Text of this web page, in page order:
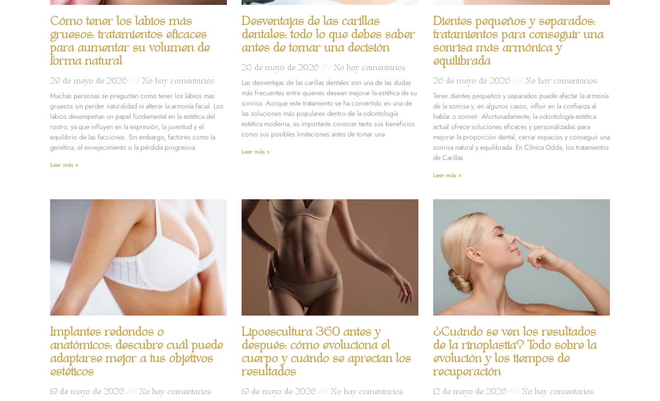
Cómo tener los labios más
gruesos: tratamientos eficaces
para aumentar su volumen de
forma natural
29 de mayo de 2026 No hay comentarios
Muchas personas se preguntan como tener los labios mas
gruesos sin perder naturalidad ni alterar la armonía facial. Los
labios desempeñan un papel fundamental en la estética del
rostro, ya que influyen en la expresión, la juventud y el
equilibrio de las facciones. Sin embargo, factores como la
genética, el envejecimiento o la pérdida progresiva
Leer más »
Desventajas de las carillas
dentales: todo lo que debes saber
antes de tomar una decisión
28 de mayo de 2026 No hay comentarios
Las desventajas de las carillas dentales son una de las dudas
más frecuentes entre quienes desean mejorar la estética de su
sonrisa. Aunque este tratamiento se ha convertido en una de
las soluciones más populares dentro de la odontología
estética moderna, es importante conocer tanto sus beneficios
como sus posibles limitaciones antes de tomar una
Leer más »
Dientes pequeños y separados:
tratamientos para conseguir una
sonrisa más armónica y
equilibrada
26 de mayo de 2026 No hay comentarios
Tener dientes pequeños y separados puede afectar la armonía
de la sonrisa y, en algunos casos, influir en la confianza al
hablar o sonreír. Afortunadamente, la odontología estética
actual ofrece soluciones eficaces y personalizadas para
mejorar la proporción dental, cerrar espacios y conseguir una
sonrisa natural y equilibrada. En Clínica Odda, los tratamientos
de Carillas
Leer más »
Implantes redondos o
anatómicos: descubre cuál puede
adaptarse mejor a tus objetivos
estéticos
19 de mayo de 2026 No hay comentarios
Lipoescultura 360 antes y
después: cómo evoluciona el
cuerpo y cuándo se aprecian los
resultados
19 de mayo de 2026 No hay comentarios
¿Cuándo se ven los resultados
de la rinoplastia? Todo sobre la
evolución y los tiempos de
recuperación
12 de mayo de 2026 No hay comentarios